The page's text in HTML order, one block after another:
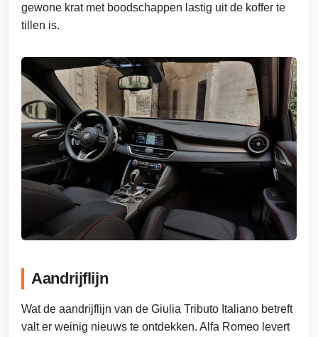
gewone krat met boodschappen lastig uit de koffer te
tillen is.
Aandrijflijn
Wat de aandrijflijn van de Giulia Tributo Italiano betreft
valt er weinig nieuws te ontdekken. Alfa Romeo levert